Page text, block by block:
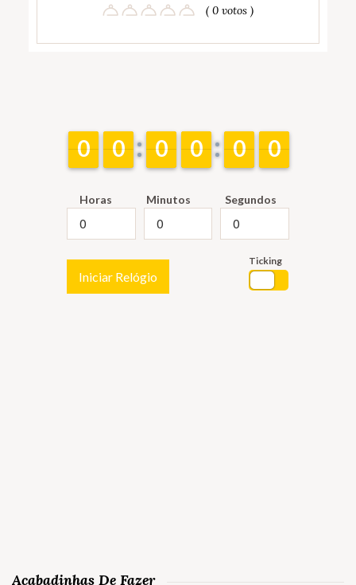
( 0 votos )
9
9
0
0 9
9
0
0 9
9
0
0 9
9
0
0 9
9
0
0 9
9
0
0
Horas Minutos Segundos
Iniciar Relógio
Ticking
Acabadinhas De Fazer